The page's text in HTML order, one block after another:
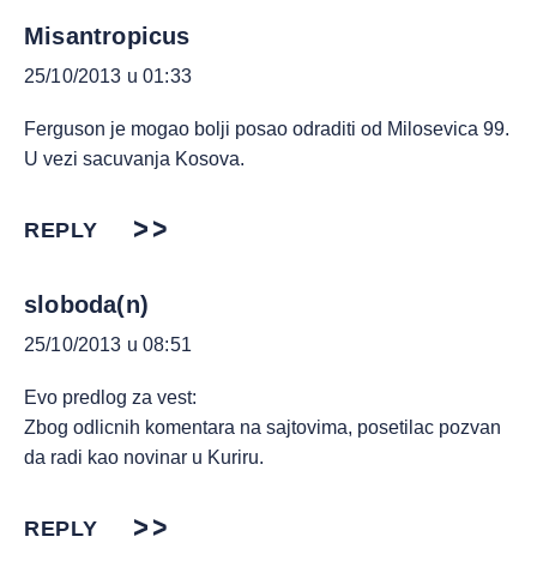
Misantropicus
25/10/2013 u 01:33
Ferguson je mogao bolji posao odraditi od Milosevica 99.
U vezi sacuvanja Kosova.
REPLY
sloboda(n)
25/10/2013 u 08:51
Evo predlog za vest:
Zbog odlicnih komentara na sajtovima, posetilac pozvan
da radi kao novinar u Kuriru.
REPLY